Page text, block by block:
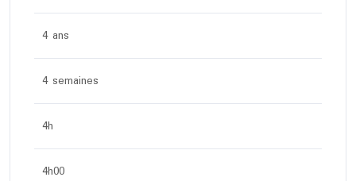
4 ans
4 semaines
4h
4h00